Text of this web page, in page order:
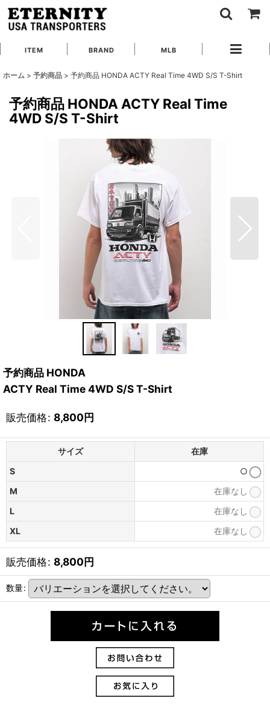
ITEM BRAND MLB
ホーム > 予約商品 > 予約商品 HONDA ACTY Real Time 4WD S/S T-Shirt
予約商品 HONDA ACTY Real Time
4WD S/S T-Shirt
予約商品 HONDA
ACTY Real Time 4WD S/S T-Shirt
販売価格: 8,800円
サイズ
在庫
S
○
M
在庫なし
L
在庫なし
XL
在庫なし
販売価格: 8,800円
数量: